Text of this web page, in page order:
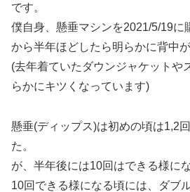
です。
僕自身、懸垂マシンを2021/5/19に
から半年ほどしたら明らかに背中
(去年着ていたダウンジャケットや
らかにキツくなっています)
懸垂(ディップス)は初めの頃は1,2
た。
が、半年後には10回はできる様に
10回できる様になる頃には、ダブ